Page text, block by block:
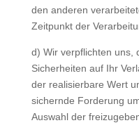
den anderen
Zeitpunkt der
d) Wir verpflichten uns,
Sicherheiten auf Ihr
der realisierbare Wert
sichernde Forderung
Auswahl der